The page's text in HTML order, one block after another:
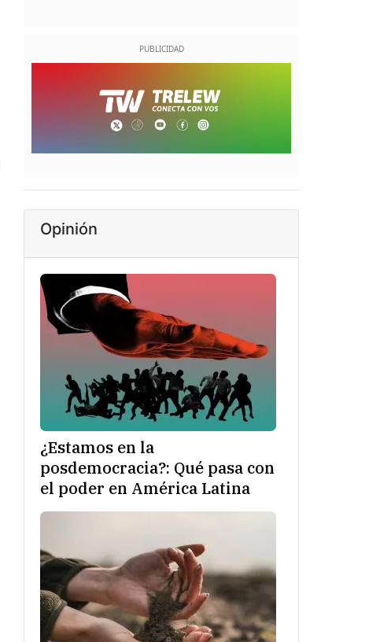
Opinión
¿Estamos en la
posdemocracia?: Qué pasa con
el poder en América Latina